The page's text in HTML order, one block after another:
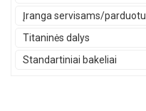
Įranga servisams/
Titaninės dalys
Standartiniai bakeliai